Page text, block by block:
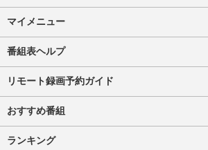
マイメニュー
番組表ヘルプ
リモート録画予約ガイド
おすすめ番組
ランキング